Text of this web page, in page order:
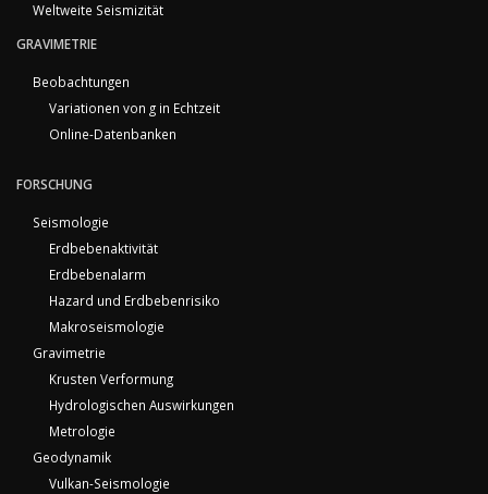
Weltweite Seismizität
GRAVIMETRIE
Beobachtungen
Variationen von g in Echtzeit
Online-Datenbanken
FORSCHUNG
Seismologie
Erdbebenaktivität
Erdbebenalarm
Hazard und Erdbebenrisiko
Makroseismologie
Gravimetrie
Krusten Verformung
Hydrologischen Auswirkungen
Metrologie
Geodynamik
Vulkan-Seismologie